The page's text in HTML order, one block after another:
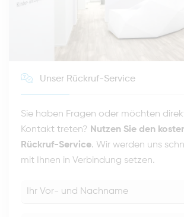
Unser Rückruf-Service
Sie haben Fragen oder möchten
Kontakt treten? Nutzen Sie den
Rückruf-Service. Wir werden uns
mit Ihnen in Verbindung setzen.